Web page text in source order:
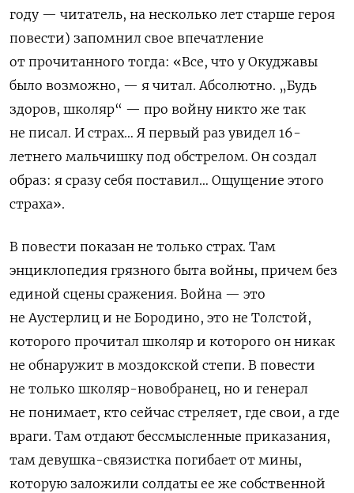
году — читатель, на несколько лет старше героя
повести) запомнил свое впечатление
от прочитанного тогда: «Все, что у Окуджавы
было возможно, — я читал. Абсолютно. „Будь
здоров, школяр“ — про войну никто же так
не писал. И страх… Я первый раз увидел 16-
летнего мальчишку под обстрелом. Он создал
образ: я сразу себя поставил… Ощущение этого
страха».
В повести показан не только страх. Там
энциклопедия грязного быта войны, причем без
единой сцены сражения. Война — это
не Аустерлиц и не Бородино, это не Толстой,
которого прочитал школяр и которого он никак
не обнаружит в моздокской степи. В повести
не только школяр-новобранец, но и генерал
не понимает, кто сейчас стреляет, где свои, а где
враги. Там отдают бессмысленные приказания,
там девушка-связистка погибает от мины,
которую заложили солдаты ее же собственной